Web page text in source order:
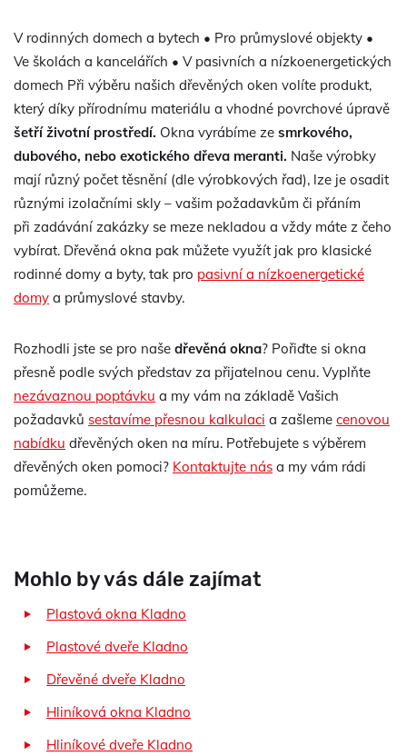
V rodinných domech a bytech • Pro průmyslové objekty •
Ve školách a kancelářích • V pasivních a nízkoenergetických
domech Při výběru našich dřevěných oken volíte produkt,
který díky přírodnímu materiálu a vhodné povrchové úpravě
šetří životní prostředí. Okna vyrábíme ze smrkového,
dubového, nebo exotického dřeva meranti. Naše výrobky
mají různý počet těsnění (dle výrobkových řad), lze je osadit
různými izolačními skly – vašim požadavkům či přáním
při zadávání zakázky se meze nekladou a vždy máte z čeho
vybírat. Dřevěná okna pak můžete využít jak pro klasické
rodinné domy a byty, tak pro pasivní a nízkoenergetické
domy a průmyslové stavby.
Rozhodli jste se pro naše dřevěná okna? Pořiďte si okna
přesně podle svých představ za přijatelnou cenu. Vyplňte
nezávaznou poptávku a my vám na základě Vašich
požadavků sestavíme přesnou kalkulaci a zašleme cenovou
nabídku dřevěných oken na míru. Potřebujete s výběrem
dřevěných oken pomoci? Kontaktujte nás a my vám rádi
pomůžeme.
Mohlo by vás dále zajímat
Plastová okna Kladno
Plastové dveře Kladno
Dřevěné dveře Kladno
Hliníková okna Kladno
Hliníkové dveře Kladno